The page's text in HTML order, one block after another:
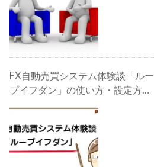
FX自動売買システム体験談「ルー
プイフダン」の使い方・設定方
法・検証・評判・攻略法